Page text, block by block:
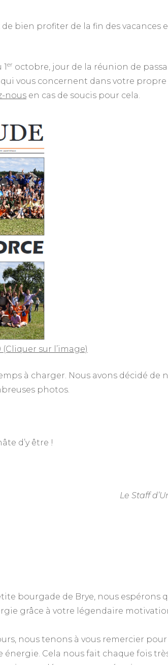
bien profiter de la fin des vacances
er octobre, jour de la réunion de
qui vous concernent dans votre propre
nous en cas de soucis pour cela.
sur l’image)
à charger. Nous avons décidé de
photos.
d’y être !
Le Staff
bourgade de Brye, nous espérons
grâce à votre légendaire
nous tenons à vous remercier pour
énergie. Cela nous fait chaque fois